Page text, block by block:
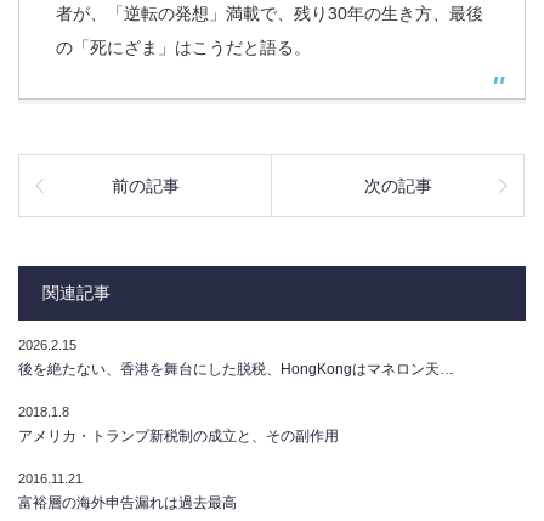
者が、「逆転の発想」満載で、残り30年の生き方、最後
の「死にざま」はこうだと語る。
前の記事 次の記事
関連記事
2026.2.15
後を絶たない、香港を舞台にした脱税、HongKongはマネロン天…
2018.1.8
アメリカ・トランプ新税制の成立と、その副作用
2016.11.21
富裕層の海外申告漏れは過去最高